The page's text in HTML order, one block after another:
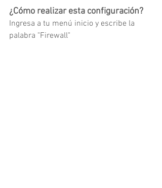
¿Cómo realizar esta configuración?
Ingresa a tu menú inicio y escribe la
palabra "Firewall"